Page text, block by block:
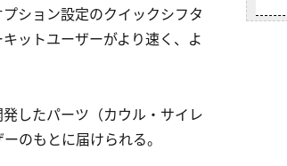
ション設定のクイックシフタ
ットユーザーがより速く、よ
したパーツ（カウル・サイレ
のもとに届けられる。